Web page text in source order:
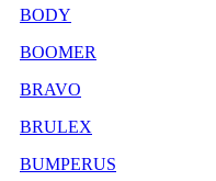
BODY
BOOMER
BRAVO
BRULEX
BUMPERUS